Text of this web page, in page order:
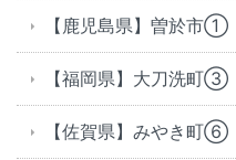
【鹿児島県】曽於市①
【福岡県】大刀洗町③
【佐賀県】みやき町⑥